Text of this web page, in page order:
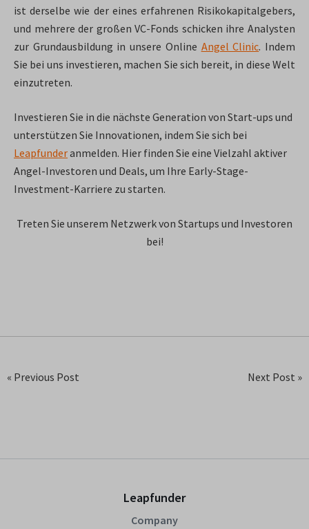
ist derselbe wie der eines erfahrenen Risikokapitalgebers,
und mehrere der großen VC-Fonds schicken ihre Analysten
zur Grundausbildung in unsere Online Angel Clinic. Indem
Sie bei uns investieren, machen Sie sich bereit, in diese Welt
einzutreten.
Investieren Sie in die nächste Generation von Start-ups und
unterstützen Sie Innovationen, indem Sie sich bei
Leapfunderanmelden. Hier finden Sie eine Vielzahl aktiver
Angel-Investoren und Deals, um Ihre Early-Stage-
Investment-Karriere zu starten.
Treten Sie unserem Netzwerk von Startups und Investoren
bei!
« Previous Post Next Post »
Leapfunder
Company